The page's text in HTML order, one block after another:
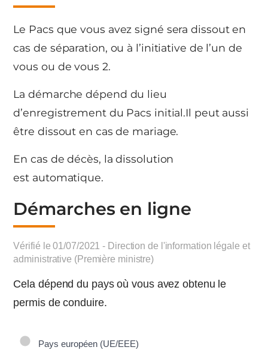
Le Pacs que vous avez signé sera dissout en
cas de séparation, ou à l’initiative de l’un de
vous ou de vous 2.
La démarche dépend du lieu
d’enregistrement du Pacs initial.Il peut aussi
être dissout en cas de mariage.
En cas de décès, la dissolution
est automatique.
Démarches en ligne
Vérifié le 01/07/2021 - Direction de l'information légale et
administrative (Première ministre)
Cela dépend du pays où vous avez obtenu le
permis de conduire.
Pays européen (UE/EEE)